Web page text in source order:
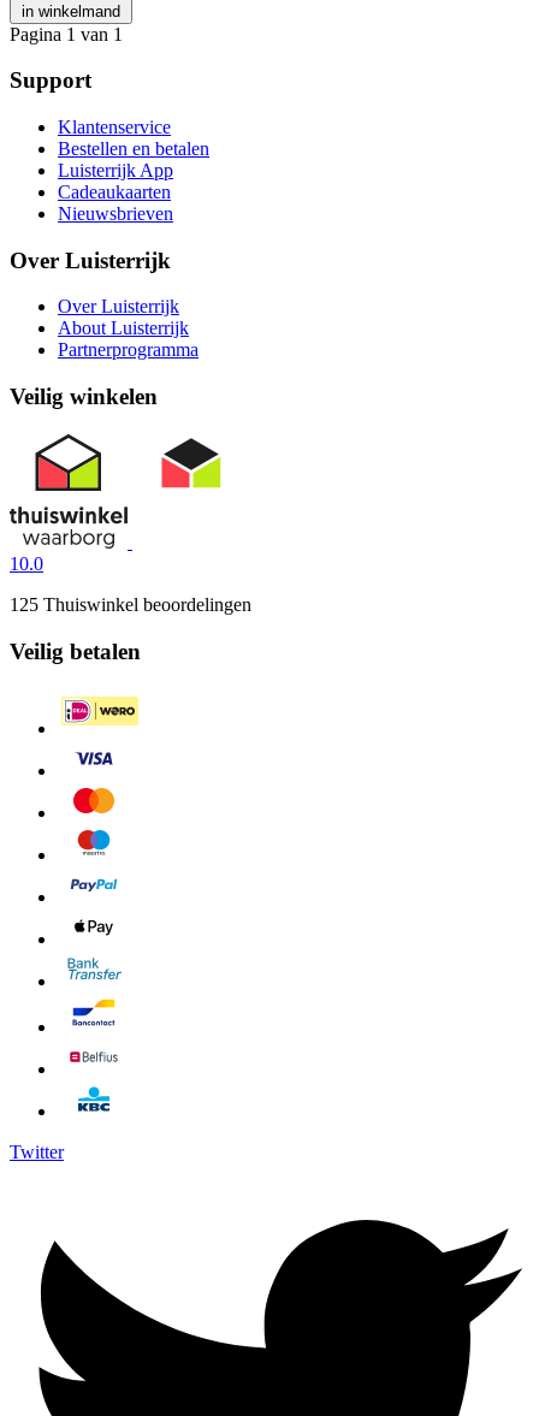
in winkelmand
Pagina 1 van 1
Support
Klantenservice
Bestellen en betalen
Luisterrijk App
Cadeaukaarten
Nieuwsbrieven
Over Luisterrijk
Over Luisterrijk
About Luisterrijk
Partnerprogramma
Veilig winkelen
10.0
125 Thuiswinkel beoordelingen
Veilig betalen
Twitter